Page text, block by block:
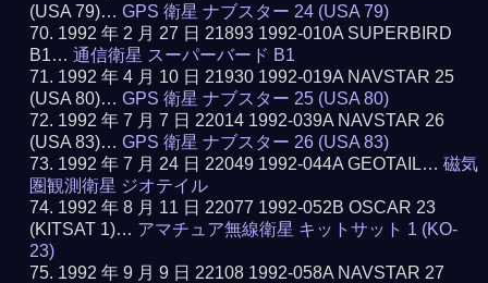
(USA 79)…GPS 衛星 ナブスター 24 (USA 79)
1992 年 2 月 27 日 21893 1992-010A SUPERBIRD
B1…通信衛星 スーパーバード B1
1992 年 4 月 10 日 21930 1992-019A NAVSTAR 25
(USA 80)…GPS 衛星 ナブスター 25 (USA 80)
1992 年 7 月 7 日 22014 1992-039A NAVSTAR 26
(USA 83)…GPS 衛星 ナブスター 26 (USA 83)
1992 年 7 月 24 日 22049 1992-044A GEOTAIL…磁気
圏観測衛星 ジオテイル
1992 年 8 月 11 日 22077 1992-052B OSCAR 23
(KITSAT 1)… アマチュア無線衛星 キットサット 1 (KO-
23)
1992 年 9 月 9 日 22108 1992-058A NAVSTAR 27